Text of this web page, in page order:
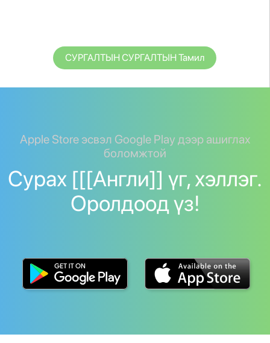
СУРГАЛТЫН СУРГАЛТЫН Тамил
Apple Store эсвэл Google Play дээр ашиглах
боломжтой
Сурах [[[Англи]] үг, хэллэг.
Оролдоод үз!